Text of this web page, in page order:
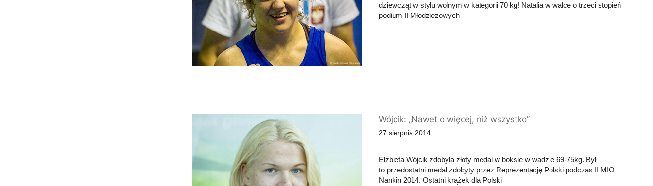
dziewcząt w stylu wolnym w kategorii 70 kg! Natalia w walce o trzeci stopień
podium II Młodziezowych
Wójcik: „Nawet o więcej, niż wszystko”
27 sierpnia 2014
Elżbieta Wójcik zdobyła złoty medal w boksie w wadzie 69-75kg. Był
to przedostatni medal zdobyty przez Reprezentację Polski podczas II MIO
Nankin 2014. Ostatni krążek dla Polski